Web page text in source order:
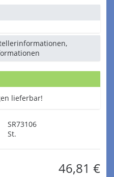
lieferbar!
SR73106
St.
46,81 €